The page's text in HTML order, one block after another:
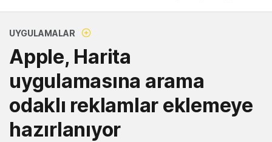
UYGULAMALAR
Apple, Harita
uygulamasına arama
odaklı reklamlar eklemeye
hazırlanıyor